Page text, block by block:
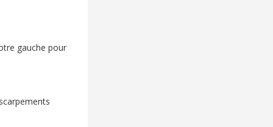
gauche pour